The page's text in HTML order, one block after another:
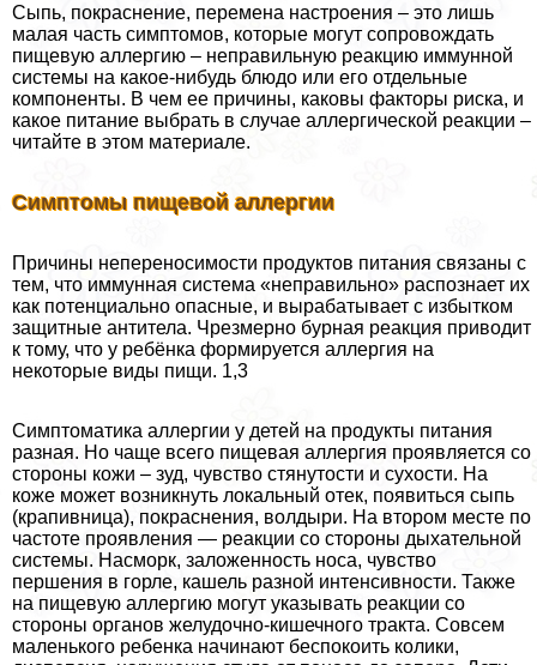
Сыпь, покраснение, перемена настроения – это лишь
малая часть симптомов, которые могут сопровождать
пищевую аллергию – неправильную реакцию иммунной
системы на какое-нибудь блюдо или его отдельные
компоненты. В чем ее причины, каковы факторы риска, и
какое питание выбрать в случае аллергической реакции –
читайте в этом материале.
Симптомы пищевой аллергии
Причины непереносимости продуктов питания связаны с
тем, что иммунная система «неправильно» распознает их
как потенциально опасные, и выpaбатывает с избытком
защитные антитела. Чрезмерно бурная реакция приводит
к тому, что у ребёнка формируется аллергия на
некоторые виды пищи. 1,3
Симптоматика аллергии у детей на продукты питания
разная. Но чаще всего пищевая аллергия проявляется со
стороны кожи – зуд, чувство стянутости и сухости. На
коже может возникнуть локальный отек, появиться сыпь
(крапивница), покраснения, волдыри. На втором месте по
частоте проявления — реакции со стороны дыхательной
системы. Насморк, заложенность носа, чувство
першения в горле, кашель разной интенсивности. Также
на пищевую аллергию могут указывать реакции со
стороны органов желудочно-кишечного тpaкта. Совсем
маленького ребенка начинают беспокоить колики,